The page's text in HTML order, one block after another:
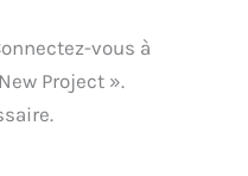
vous à
Project ».